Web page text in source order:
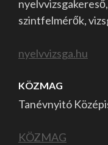
szintfelmérők,
nyelvvizsga.hu
KÖZMAG
Tanévnyitó
KÖZMAG